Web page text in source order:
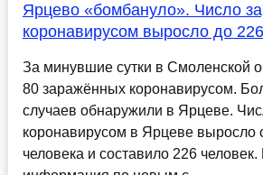
Ярцево «бомбануло». Число
коронавирусом выросло до
За минувшие сутки в Смоленской
80 заражённых коронавирусом.
случаев обнаружили в Ярцеве.
коронавирусом в Ярцеве выросло
человека и составило 226